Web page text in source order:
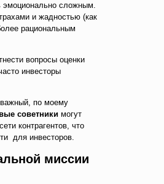
эмоционально сложным.
и жадностью (как
рациональным
вопросы оценки
инвесторы
по моему
советники могут
контрагентов, что
для инвесторов.
миссии